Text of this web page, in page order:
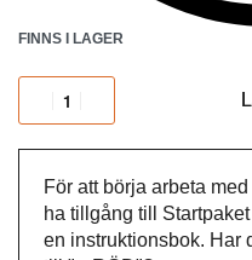
FINNS I LAGER
För att börja arbeta
ha tillgång till
en instruktionsbok. Har